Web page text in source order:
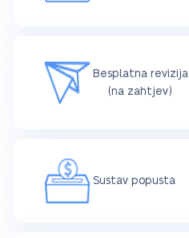
Besplatna revizija
(na zahtjev)
Sustav popusta